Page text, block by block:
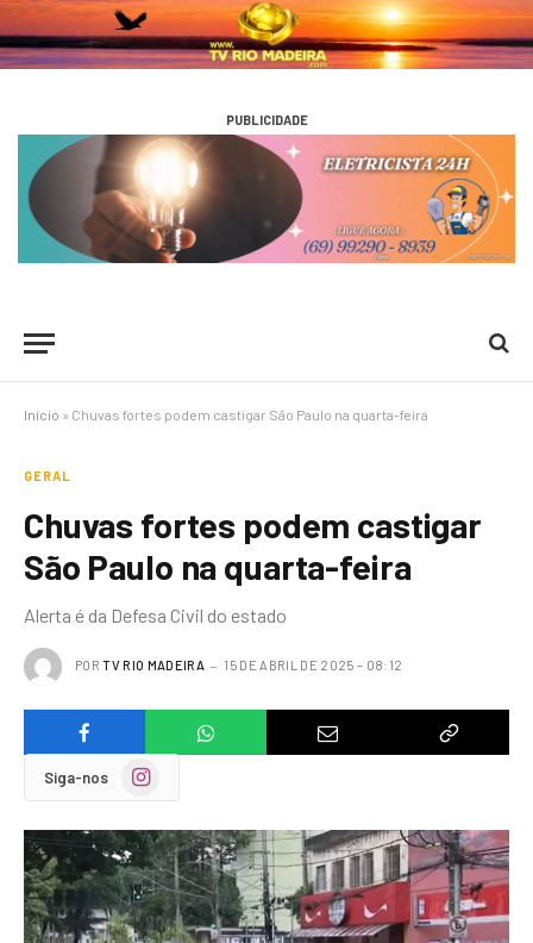
PUBLICIDADE
Início » Chuvas fortes podem castigar São Paulo na quarta-feira
GERAL
Chuvas fortes podem castigar
São Paulo na quarta-feira
Alerta é da Defesa Civil do estado
POR TV RIO MADEIRA 15 DE ABRIL DE 2025 – 08:12
Siga-nos Instagram